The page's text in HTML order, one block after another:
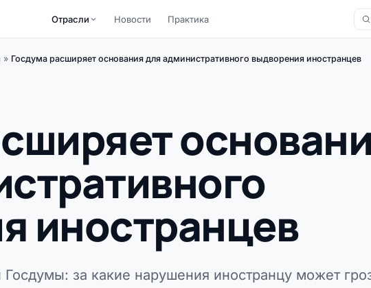
Отрасли Новости Практика
» Госдума расширяет основания для административного выдворения иностранцев
иностранцев
за какие нарушения иностранцу может